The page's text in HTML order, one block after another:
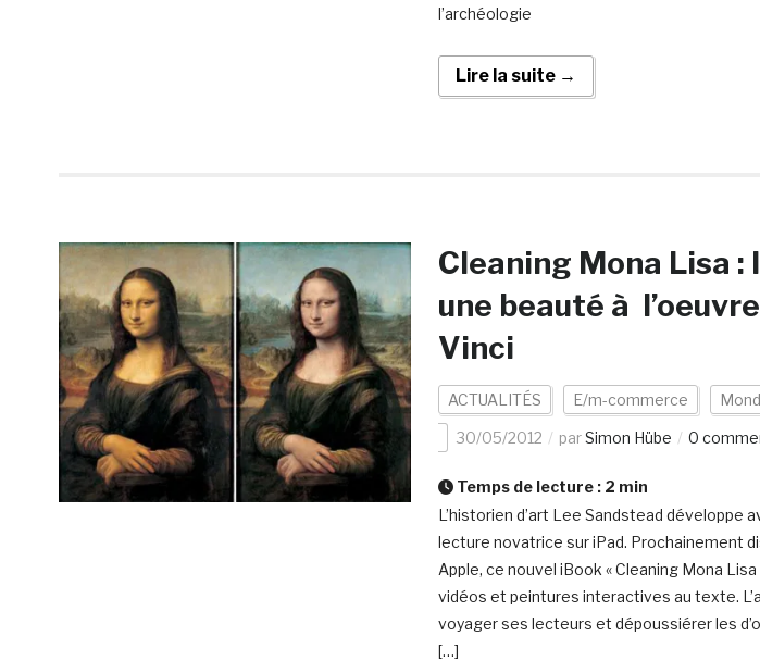
l’archéologie
Lire la suite →
Cleaning Mona Lisa :
une beauté à
Vinci
ACTUALITÉS E/m-commerce
30/05/2012 parSimon Hübe 0
Temps de lecture : 2 min
L’historien d’art Lee Sandstead développe
lecture novatrice sur iPad. Prochainement
Apple, ce nouvel iBook « Cleaning Mona
vidéos et peintures interactives au texte.
voyager ses lecteurs et dépoussiérer les
[…]